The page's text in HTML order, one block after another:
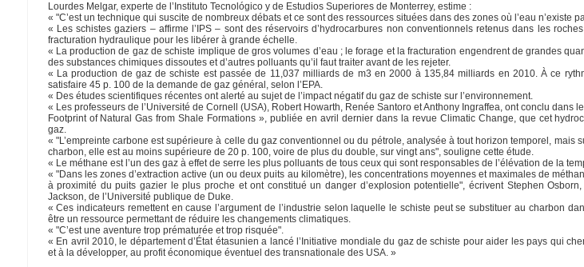
Lourdes Melgar, experte de l’Instituto Tecnológico y de Estudios Superiores de Monterrey, estime :
« "C’est un technique qui suscite de nombreux débats et ce sont des ressources situées dans des zones où l’eau n’existe
« Les schistes gaziers – affirme l’IPS – sont des réservoirs d’hydrocarbures non conventionnels retenus dans les
fracturation hydraulique pour les libérer à grande échelle.
« La production de gaz de schiste implique de gros volumes d’eau ; le forage et la fracturation engendrent de grandes
des substances chimiques dissoutes et d’autres polluants qu’il faut traiter avant de les rejeter.
« La production de gaz de schiste est passée de 11,037 milliards de m3 en 2000 à 135,84 milliards en 2010. À ce
satisfaire 45 p. 100 de la demande de gaz général, selon l’EPA.
« Des études scientifiques récentes ont alerté au sujet de l’impact négatif du gaz de schiste sur l’environnement.
« Les professeurs de l’Université de Cornell (USA), Robert Howarth, Renée Santoro et Anthony Ingraffea, ont conclu dans
Footprint of Natural Gas from Shale Formations », publiée en avril dernier dans la revue Climatic Change, que cet
gaz.
« "L’empreinte carbone est supérieure à celle du gaz conventionnel ou du pétrole, analysée à tout horizon temporel, mais
charbon, elle est au moins supérieure de 20 p. 100, voire de plus du double, sur vingt ans", souligne cette étude.
« Le méthane est l’un des gaz à effet de serre les plus polluants de tous ceux qui sont responsables de l’élévation de la
« "Dans les zones d’extraction active (un ou deux puits au kilomètre), les concentrations moyennes et maximales de
à proximité du puits gazier le plus proche et ont constitué un danger d’explosion potentielle", écrivent Stephen
Jackson, de l’Université publique de Duke.
« Ces indicateurs remettent en cause l’argument de l’industrie selon laquelle le schiste peut se substituer au charbon
être un ressource permettant de réduire les changements climatiques.
« "C’est une aventure trop prématurée et trop risquée".
« En avril 2010, le département d’État étasunien a lancé l’Initiative mondiale du gaz de schiste pour aider les pays qui
et à la développer, au profit économique éventuel des transnationale des USA. »